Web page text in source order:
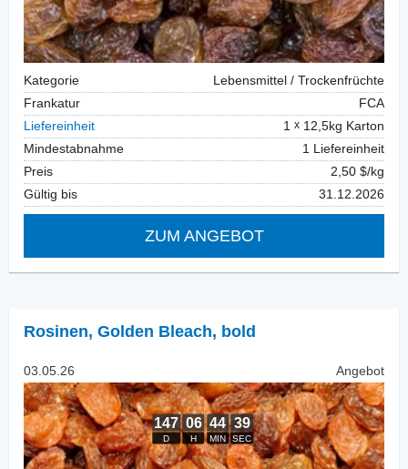
Kategorie
Lebensmittel / Trockenfrüchte
Frankatur
FCA
Liefereinheit
1
12,5kg Karton
Mindestabnahme
1 Liefereinheit
Preis
2,50 $/kg
Gültig bis
31.12.2026
ZUM ANGEBOT
Rosinen, Golden Bleach, bold
03.05.26 Angebot